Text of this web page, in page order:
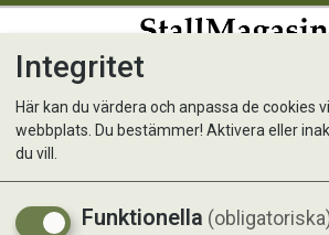
Heavy Food Bowl,
Integritet
Här kan du värdera och anpassa de cookies
webbplats. Du bestämmer! Aktivera eller
du vill.
Funktionella